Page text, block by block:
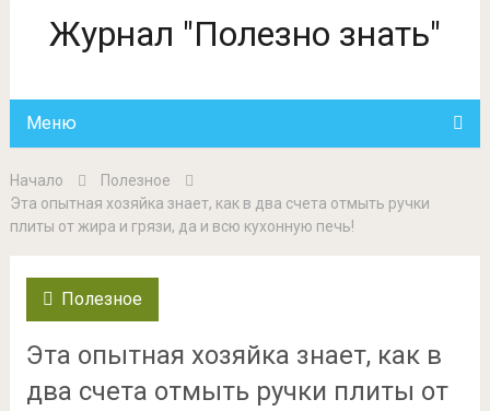
Журнал "Полезно знать"
Меню
Начало
Полезное
Эта опытная хозяйка знает, как в два счета отмыть ручки
плиты от жира и грязи, да и всю кухонную печь!
Полезное
Эта опытная хозяйка знает, как в
два счета отмыть ручки плиты от